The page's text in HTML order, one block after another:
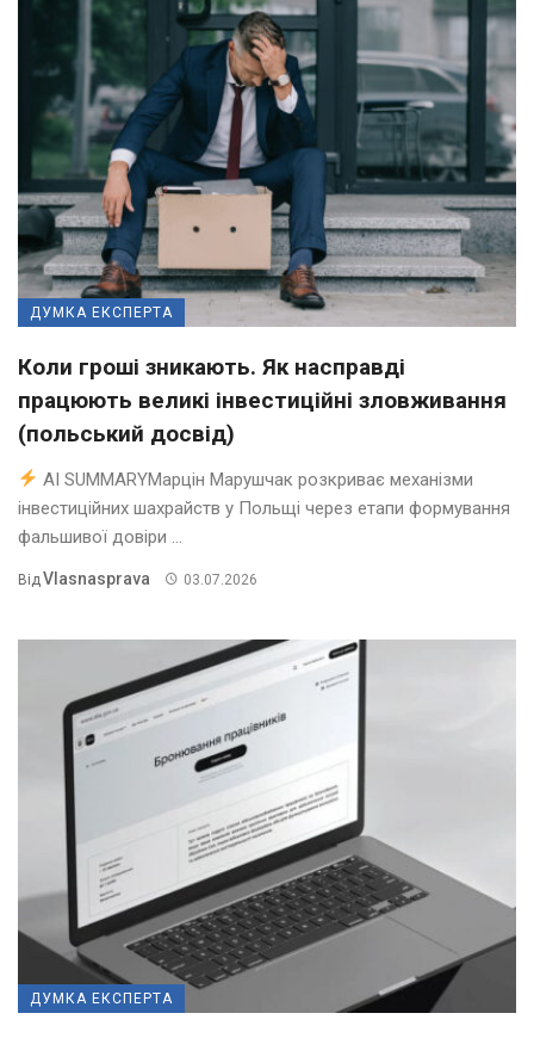
ДУМКА ЕКСПЕРТА
Коли гроші зникають. Як насправді
працюють великі інвестиційні зловживання
(польський досвід)
AI SUMMARYМарцін Марушчак розкриває механізми
інвестиційних шахрайств у Польщі через етапи формування
фальшивої довіри ...
Від Vlasnasprava 03.07.2026
ДУМКА ЕКСПЕРТА